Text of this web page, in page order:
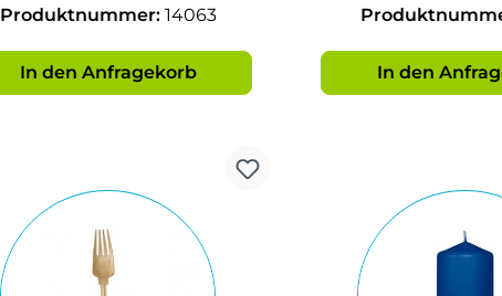
Produktnummer: 14063
In den Anfragekorb In den